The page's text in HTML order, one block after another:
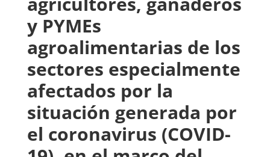
y PYMEs
agroalimentarias de los
sectores especialmente
afectados por la
situación generada por
el coronavirus (COVID-